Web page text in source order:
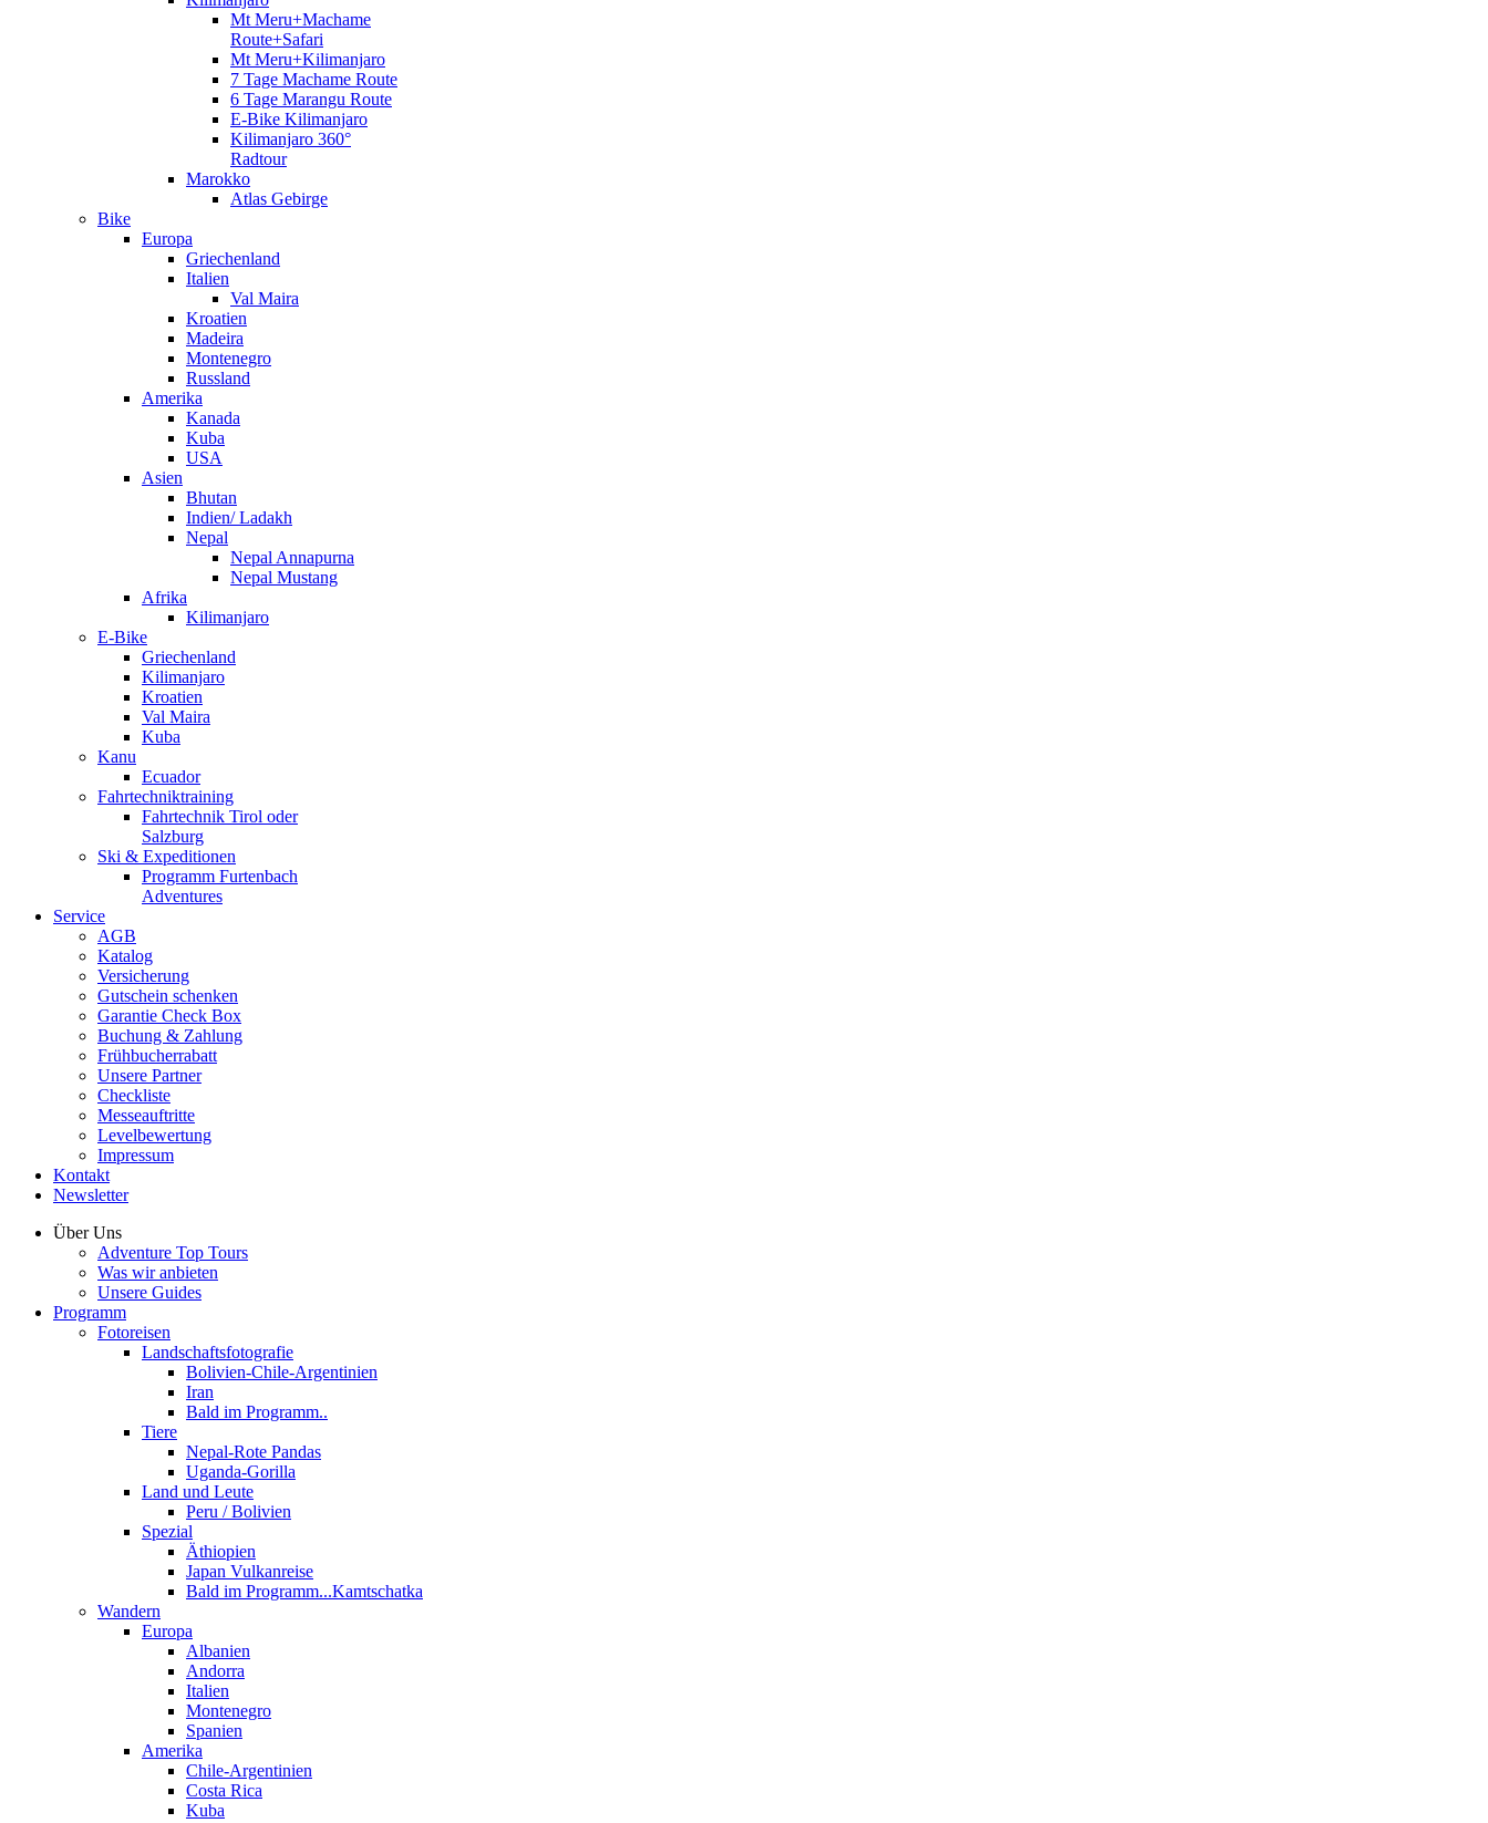
Mt Meru+Machame
Route+Safari
Mt Meru+Kilimanjaro
7 Tage Machame Route
6 Tage Marangu Route
E-Bike Kilimanjaro
Kilimanjaro 360°
Radtour
Marokko
Atlas Gebirge
Bike
Europa
Griechenland
Italien
Val Maira
Kroatien
Madeira
Montenegro
Russland
Amerika
Kanada
Kuba
USA
Asien
Bhutan
Indien/ Ladakh
Nepal
Nepal Annapurna
Nepal Mustang
Afrika
Kilimanjaro
E-Bike
Griechenland
Kilimanjaro
Kroatien
Val Maira
Kuba
Kanu
Ecuador
Fahrtechniktraining
Fahrtechnik Tirol oder
Salzburg
Ski & Expeditionen
Programm Furtenbach
Adventures
Service
AGB
Katalog
Versicherung
Gutschein schenken
Garantie Check Box
Buchung & Zahlung
Frühbucherrabatt
Unsere Partner
Checkliste
Messeauftritte
Levelbewertung
Impressum
Kontakt
Newsletter
Über Uns
Adventure Top Tours
Was wir anbieten
Unsere Guides
Programm
Fotoreisen
Landschaftsfotografie
Bolivien-Chile-Argentinien
Iran
Bald im Programm..
Tiere
Nepal-Rote Pandas
Uganda-Gorilla
Land und Leute
Peru / Bolivien
Spezial
Äthiopien
Japan Vulkanreise
Bald im Programm...Kamtschatka
Wandern
Europa
Albanien
Andorra
Italien
Montenegro
Spanien
Amerika
Chile-Argentinien
Costa Rica
Kuba